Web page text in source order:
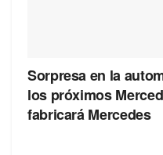
Sorpresa en la
los próximos
fabricará Mercedes